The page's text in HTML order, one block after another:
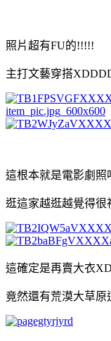
照片超有FU的!!!!!
主打文藝穿搭
這根本就是電影劇照
逛這家越逛越覺得
這確定是再賣大衣
竟然還有荒漠大草